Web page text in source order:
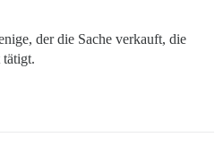
der die Sache verkauft, die